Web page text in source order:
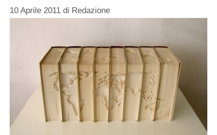
10 Aprile 2011 di Redazione